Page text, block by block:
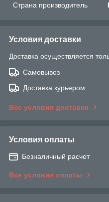
Страна производитель
Условия доставки
Доставка осуществляется
Самовывоз
Доставка курьером
Все условия доставки
Условия оплаты
Безналичный расчет
Все условия оплаты